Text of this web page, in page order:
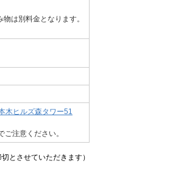
は別料金となります。
木ヒルズ森タワー51
注意ください。
とさせていただきます）